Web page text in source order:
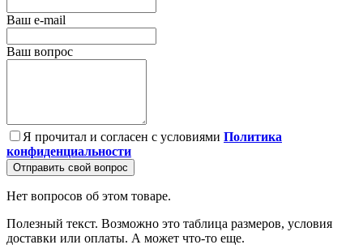
Ваш e-mail
Ваш вопрос
Я прочитал и согласен с условиями Политика
конфиденциальности
Отправить свой вопрос
Нет вопросов об этом товаре.
Полезный текст. Возможно это таблица размеров, условия
доставки или оплаты. А может что-то еще.